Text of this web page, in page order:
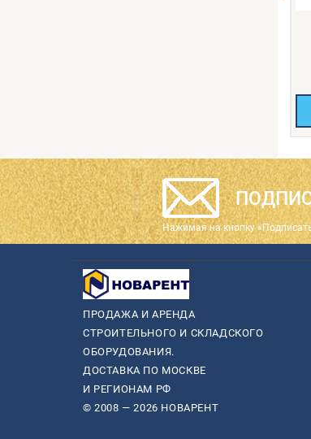
Нажимая на кнопку
ПРОДАЖА И АРЕНДА
СТРОИТЕЛЬНОГО И СКЛАДСКОГО
ОБОРУДОВАНИЯ.
ДОСТАВКА ПО МОСКВЕ
И РЕГИОНАМ РФ
© 2008 — 2026 НОВАРЕНТ